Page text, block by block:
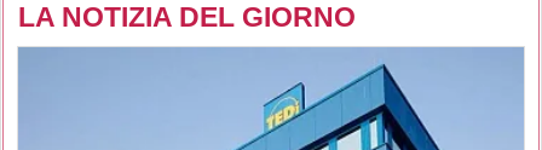
LA NOTIZIA DEL GIORNO